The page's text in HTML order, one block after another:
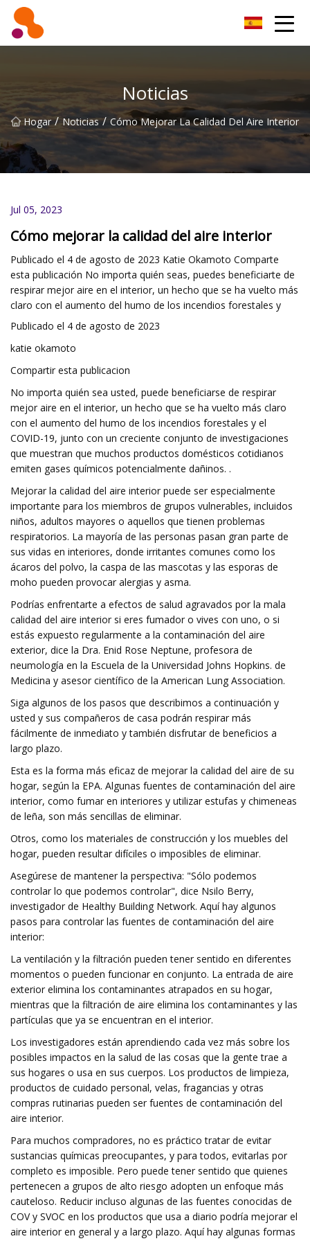
Noticias
Hogar / Noticias / Cómo Mejorar La Calidad Del Aire Interior
Jul 05, 2023
Cómo mejorar la calidad del aire interior
Publicado el 4 de agosto de 2023 Katie Okamoto Comparte
esta publicación No importa quién seas, puedes beneficiarte de
respirar mejor aire en el interior, un hecho que se ha vuelto más
claro con el aumento del humo de los incendios forestales y
Publicado el 4 de agosto de 2023
katie okamoto
Compartir esta publicacion
No importa quién sea usted, puede beneficiarse de respirar
mejor aire en el interior, un hecho que se ha vuelto más claro
con el aumento del humo de los incendios forestales y el
COVID-19, junto con un creciente conjunto de investigaciones
que muestran que muchos productos domésticos cotidianos
emiten gases químicos potencialmente dañinos. .
Mejorar la calidad del aire interior puede ser especialmente
importante para los miembros de grupos vulnerables, incluidos
niños, adultos mayores o aquellos que tienen problemas
respiratorios. La mayoría de las personas pasan gran parte de
sus vidas en interiores, donde irritantes comunes como los
ácaros del polvo, la caspa de las mascotas y las esporas de
moho pueden provocar alergias y asma.
Podrías enfrentarte a efectos de salud agravados por la mala
calidad del aire interior si eres fumador o vives con uno, o si
estás expuesto regularmente a la contaminación del aire
exterior, dice la Dra. Enid Rose Neptune, profesora de
neumología en la Escuela de la Universidad Johns Hopkins. de
Medicina y asesor científico de la American Lung Association.
Siga algunos de los pasos que describimos a continuación y
usted y sus compañeros de casa podrán respirar más
fácilmente de inmediato y también disfrutar de beneficios a
largo plazo.
Esta es la forma más eficaz de mejorar la calidad del aire de su
hogar, según la EPA. Algunas fuentes de contaminación del aire
interior, como fumar en interiores y utilizar estufas y chimeneas
de leña, son más sencillas de eliminar.
Otros, como los materiales de construcción y los muebles del
hogar, pueden resultar difíciles o imposibles de eliminar.
Asegúrese de mantener la perspectiva: "Sólo podemos
controlar lo que podemos controlar", dice Nsilo Berry,
investigador de Healthy Building Network. Aquí hay algunos
pasos para controlar las fuentes de contaminación del aire
interior:
La ventilación y la filtración pueden tener sentido en diferentes
momentos o pueden funcionar en conjunto. La entrada de aire
exterior elimina los contaminantes atrapados en su hogar,
mientras que la filtración de aire elimina los contaminantes y las
partículas que ya se encuentran en el interior.
Los investigadores están aprendiendo cada vez más sobre los
posibles impactos en la salud de las cosas que la gente trae a
sus hogares o usa en sus cuerpos. Los productos de limpieza,
productos de cuidado personal, velas, fragancias y otras
compras rutinarias pueden ser fuentes de contaminación del
aire interior.
Para muchos compradores, no es práctico tratar de evitar
sustancias químicas preocupantes, y para todos, evitarlas por
completo es imposible. Pero puede tener sentido que quienes
pertenecen a grupos de alto riesgo adopten un enfoque más
cauteloso. Reducir incluso algunas de las fuentes conocidas de
COV y SVOC en los productos que usa a diario podría mejorar el
aire interior en general y a largo plazo. Aquí hay algunas formas